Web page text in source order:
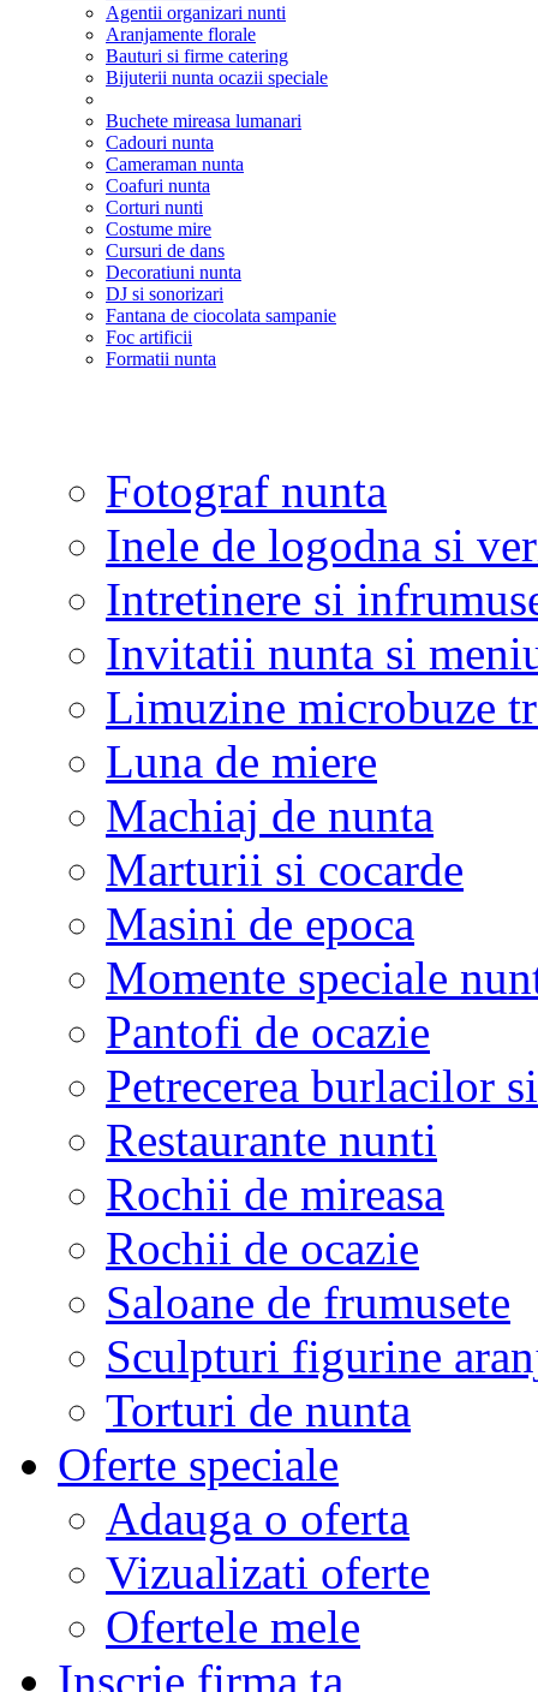
Agentii organizari nunti
Aranjamente florale
Bauturi si firme catering
Bijuterii nunta ocazii speciale
Buchete mireasa lumanari
Cadouri nunta
Cameraman nunta
Coafuri nunta
Corturi nunti
Costume mire
Cursuri de dans
Decoratiuni nunta
DJ si sonorizari
Fantana de ciocolata sampanie
Foc artificii
Formatii nunta
Fotograf nunta
Inele de logodna si
Intretinere si
Invitatii nunta si
Limuzine microbuze
Luna de miere
Machiaj de nunta
Marturii si cocarde
Masini de epoca
Momente speciale
Pantofi de ocazie
Petrecerea burlacilor
Restaurante nunti
Rochii de mireasa
Rochii de ocazie
Saloane de frumusete
Sculpturi figurine
Torturi de nunta
Oferte speciale
Adauga o oferta
Vizualizati oferte
Ofertele mele
Inscrie firma ta